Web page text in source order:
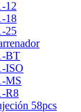
12
18
25
BT
ISO
MS
R8
58pcs